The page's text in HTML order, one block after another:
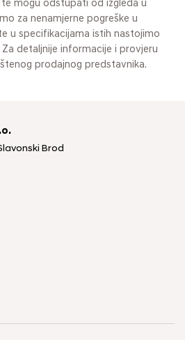
mogu odstupati od izgleda u
za nenamjerne pogreške u
u specifikacijama istih nastojimo
detaljnije informacije i provjeru
prodajnog predstavnika.
Brod